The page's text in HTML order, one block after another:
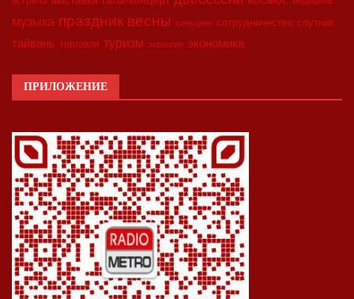
музыка праздник весны синьцзян сотрудничество спутник
тайвань торговля туризм экология экономика
ПРИЛОЖЕНИЕ